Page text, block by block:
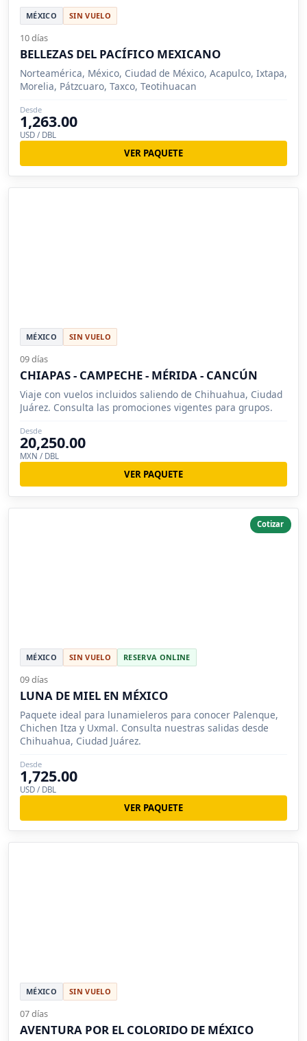
MÉXICO SIN VUELO
10 días
BELLEZAS DEL PACÍFICO MEXICANO
Norteamérica, México, Ciudad de México, Acapulco, Ixtapa,
Morelia, Pátzcuaro, Taxco, Teotihuacan
Desde
1,263.00
USD / DBL
VER PAQUETE
MÉXICO SIN VUELO
09 días
CHIAPAS - CAMPECHE - MÉRIDA - CANCÚN
Viaje con vuelos incluidos saliendo de Chihuahua, Ciudad
Juárez. Consulta las promociones vigentes para grupos.
Desde
20,250.00
MXN / DBL
VER PAQUETE
Cotizar
MÉXICO SIN VUELO RESERVA ONLINE
09 días
LUNA DE MIEL EN MÉXICO
Paquete ideal para lunamieleros para conocer Palenque,
Chichen Itza y Uxmal. Consulta nuestras salidas desde
Chihuahua, Ciudad Juárez.
Desde
1,725.00
USD / DBL
VER PAQUETE
MÉXICO SIN VUELO
07 días
AVENTURA POR EL COLORIDO DE MÉXICO